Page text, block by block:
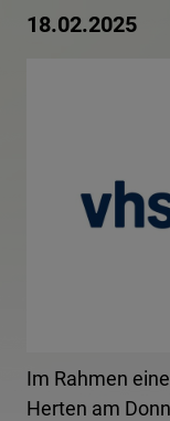
18.02.2025
Im Rahmen
Herten am